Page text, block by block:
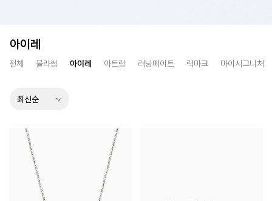
아이레
전체 블라썸 아이레 아트랑 러닝메이트 럭마크 마이시그니처